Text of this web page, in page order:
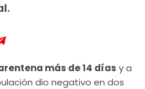
más de 14 días y a
dio negativo en dos